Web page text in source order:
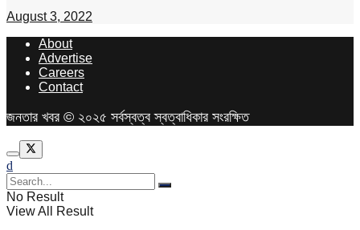
August 3, 2022
About
Advertise
Careers
Contact
জনতার খবর © ২০২৫ সর্বস্বত্ব স্বত্বাধিকার সংরক্ষিত
No Result
View All Result